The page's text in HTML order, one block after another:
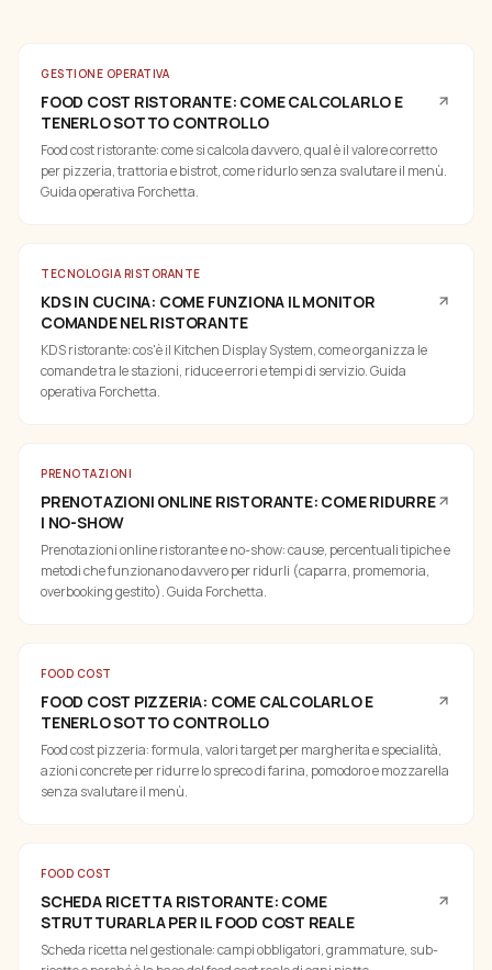
GESTIONE OPERATIVA
FOOD COST RISTORANTE: COME CALCOLARLO E
TENERLO SOTTO CONTROLLO
Food cost ristorante: come si calcola davvero, qual è il valore corretto
per pizzeria, trattoria e bistrot, come ridurlo senza svalutare il menù.
Guida operativa Forchetta.
TECNOLOGIA RISTORANTE
KDS IN CUCINA: COME FUNZIONA IL MONITOR
COMANDE NEL RISTORANTE
KDS ristorante: cos'è il Kitchen Display System, come organizza le
comande tra le stazioni, riduce errori e tempi di servizio. Guida
operativa Forchetta.
PRENOTAZIONI
PRENOTAZIONI ONLINE RISTORANTE: COME RIDURRE
I NO-SHOW
Prenotazioni online ristorante e no-show: cause, percentuali tipiche e
metodi che funzionano davvero per ridurli (caparra, promemoria,
overbooking gestito). Guida Forchetta.
FOOD COST
FOOD COST PIZZERIA: COME CALCOLARLO E
TENERLO SOTTO CONTROLLO
Food cost pizzeria: formula, valori target per margherita e specialità,
azioni concrete per ridurre lo spreco di farina, pomodoro e mozzarella
senza svalutare il menù.
FOOD COST
SCHEDA RICETTA RISTORANTE: COME
STRUTTURARLA PER IL FOOD COST REALE
Scheda ricetta nel gestionale: campi obbligatori, grammature, sub-